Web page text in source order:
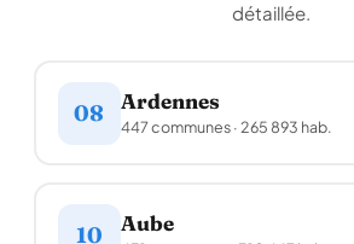
détaillée.
08 Ardennes
447 communes · 265 893 hab.
10 Aube